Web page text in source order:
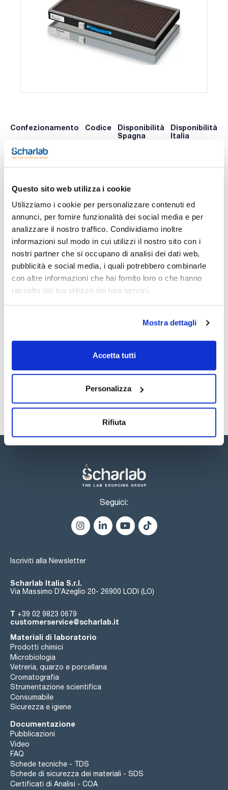
Questo sito web utilizza i cookie
Utilizziamo i cookie per personalizzare contenuti ed
annunci, per fornire funzionalità dei social media e per
analizzare il nostro traffico. Condividiamo inoltre
informazioni sul modo in cui utilizzi il nostro sito con i
nostri partner che si occupano di analisi dei dati web,
pubblicità e social media, i quali potrebbero combinarle
con altre informazioni che hai fornito loro o che hanno
raccolto dal tuo utilizzo dei loro servizi.
Mostra dettagli
Accetta tutti
Personalizza
Rifiuta
Confezionamento Codice
Disponibilità
Spagna
Disponibilità
Italia
x u.
ns.uffici
ns.uffici
Stampa pagina prodotto
Caratteristiche
Descrizione : Filtro per gas e vapori tipo ABEKD
Filtro : Filtro misto quando i rapporti tra organici, inorganici e
Conf. (unità) : 1
I filtri Cruma per le cabine di filtrazione sono realizzati, a
seconda del tipo, con carbone attivo o Zeolite attivata in
quanto sono più adatti ad adsorbire inquinanti gassosi.
Sono disponibili 6 tipi di filtri, che in combinazione tra loro
possono essere realizzati fino a 15 diversi tipi.
I modelli 670 e G-3 richiedono un filtro speciale.
Vedi di più
Seguici:
Iscriviti alla Newsletter
Scharlab Italia S.r.l.
Via Massimo D’Azeglio 20- 26900 LODI (LO)
T +39 02 9823 0679
customerservice@scharlab.it
Materiali di laboratorio
Prodotti chimici
Microbiologia
Vetreria, quarzo e porcellana
Cromatografia
Strumentazione scientifica
Consumabile
Sicurezza e igiene
Documentazione
Pubblicazioni
Video
FAQ
Schede tecniche - TDS
Schede di sicurezza dei materiali - SDS
Certificati di Analisi - COA